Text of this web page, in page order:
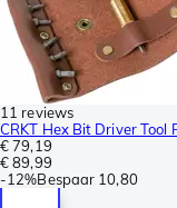
11 reviews
CRKT Hex Bit Driver
€ 79,19
€ 89,99
-12%Bespaar 10,80